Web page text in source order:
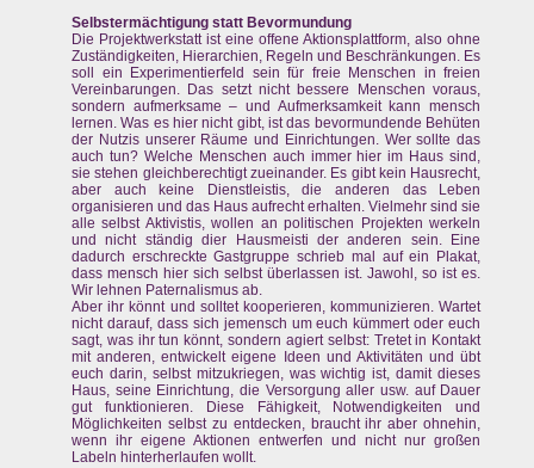
Selbstermächtigung statt Bevormundung
Die Projektwerkstatt ist eine offene Aktionsplattform, also ohne
Zuständigkeiten, Hierarchien, Regeln und Beschränkungen. Es
soll ein Experimentierfeld sein für freie Menschen in freien
Vereinbarungen. Das setzt nicht bessere Menschen voraus,
sondern aufmerksame – und Aufmerksamkeit kann mensch
lernen. Was es hier nicht gibt, ist das bevormundende Behüten
der Nutzis unserer Räume und Einrichtungen. Wer sollte das
auch tun? Welche Menschen auch immer hier im Haus sind,
sie stehen gleichberechtigt zueinander. Es gibt kein Hausrecht,
aber auch keine Dienstleistis, die anderen das Leben
organisieren und das Haus aufrecht erhalten. Vielmehr sind sie
alle selbst Aktivistis, wollen an politischen Projekten werkeln
und nicht ständig dier Hausmeisti der anderen sein. Eine
dadurch erschreckte Gastgruppe schrieb mal auf ein Plakat,
dass mensch hier sich selbst überlassen ist. Jawohl, so ist es.
Wir lehnen Paternalismus ab.
Aber ihr könnt und solltet kooperieren, kommunizieren. Wartet
nicht darauf, dass sich jemensch um euch kümmert oder euch
sagt, was ihr tun könnt, sondern agiert selbst: Tretet in Kontakt
mit anderen, entwickelt eigene Ideen und Aktivitäten und übt
euch darin, selbst mitzukriegen, was wichtig ist, damit dieses
Haus, seine Einrichtung, die Versorgung aller usw. auf Dauer
gut funktionieren. Diese Fähigkeit, Notwendigkeiten und
Möglichkeiten selbst zu entdecken, braucht ihr aber ohnehin,
wenn ihr eigene Aktionen entwerfen und nicht nur großen
Labeln hinterherlaufen wollt.